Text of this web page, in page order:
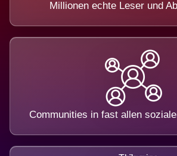
Millionen echte Leser und
Communities in fast allen